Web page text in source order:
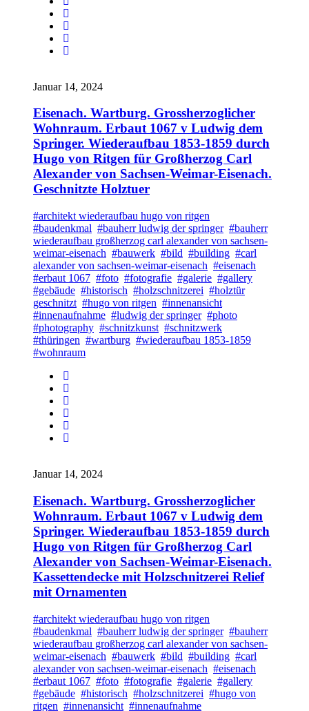
Januar 14, 2024
Eisenach. Wartburg. Grossherzoglicher
Wohnraum. Erbaut 1067 v Ludwig dem
Springer. Wiederaufbau 1853-1859 durch
Hugo von Ritgen für Großherzog Carl
Alexander von Sachsen-Weimar-Eisenach.
Geschnitzte Holztuer
#architekt wiederaufbau hugo von ritgen
#baudenkmal #bauherr ludwig der springer #bauherr
wiederaufbau großherzog carl alexander von sachsen-
weimar-eisenach #bauwerk #bild #building #carl
alexander von sachsen-weimar-eisenach #eisenach
#erbaut 1067 #foto #fotografie #galerie #gallery
#gebäude #historisch #holzschnitzerei #holztür
geschnitzt #hugo von ritgen #innenansicht
#innenaufnahme #ludwig der springer #photo
#photography #schnitzkunst #schnitzwerk
#thüringen #wartburg #wiederaufbau 1853-1859
#wohnraum
Januar 14, 2024
Eisenach. Wartburg. Grossherzoglicher
Wohnraum. Erbaut 1067 v Ludwig dem
Springer. Wiederaufbau 1853-1859 durch
Hugo von Ritgen für Großherzog Carl
Alexander von Sachsen-Weimar-Eisenach.
Kassettendecke mit Holzschnitzerei Relief
mit Ornamenten
#architekt wiederaufbau hugo von ritgen
#baudenkmal #bauherr ludwig der springer #bauherr
wiederaufbau großherzog carl alexander von sachsen-
weimar-eisenach #bauwerk #bild #building #carl
alexander von sachsen-weimar-eisenach #eisenach
#erbaut 1067 #foto #fotografie #galerie #gallery
#gebäude #historisch #holzschnitzerei #hugo von
ritgen #innenansicht #innenaufnahme